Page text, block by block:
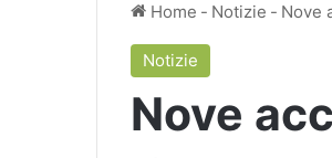
Home - Notizie - Nove
Notizie
Nove